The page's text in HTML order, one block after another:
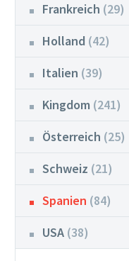
Frankreich (29)
Holland (42)
Italien (39)
Kingdom (241)
Österreich (25)
Schweiz (21)
Spanien (84)
USA (38)